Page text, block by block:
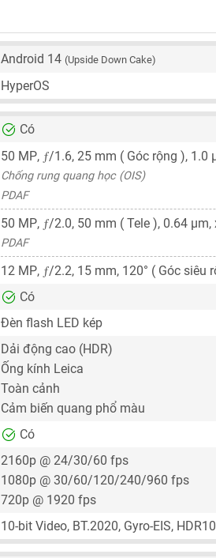
Android 14 (Upside Down Cake)
HyperOS
Có
50 MP, ƒ/1.6, 25 mm ( Góc rộng ), 1.0
Chống rung quang học (OIS)
PDAF
50 MP, ƒ/2.0, 50 mm ( Tele ), 0.64 μm,
PDAF
12 MP, ƒ/2.2, 15 mm, 120° ( Góc siêu
Có
Đèn flash LED kép
Dải động cao (HDR)
Ống kính Leica
Toàn cảnh
Cảm biến quang phổ màu
Có
2160p @ 24/30/60 fps
1080p @ 30/60/120/240/960 fps
720p @ 1920 fps
10-bit Video, BT.2020, Gyro-EIS,